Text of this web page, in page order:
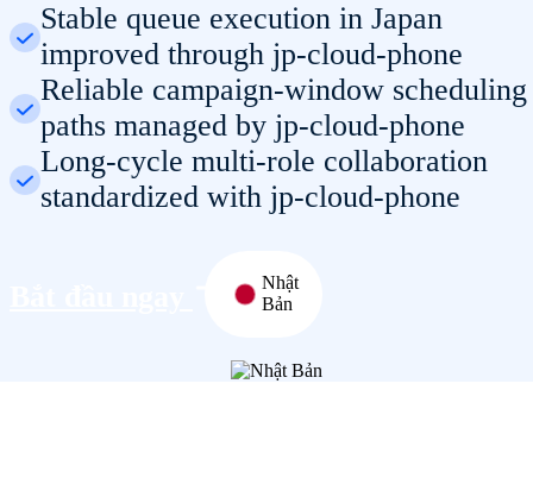
Stable queue execution in Japan
improved through jp-cloud-phone
Reliable campaign-window scheduling
paths managed by jp-cloud-phone
Long-cycle multi-role collaboration
standardized with jp-cloud-phone
Nhật
Bản